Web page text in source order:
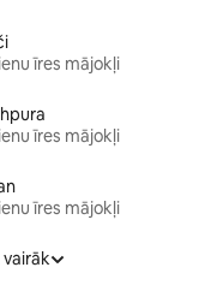
īres mājokļi
īres mājokļi
īres mājokļi
vairāk